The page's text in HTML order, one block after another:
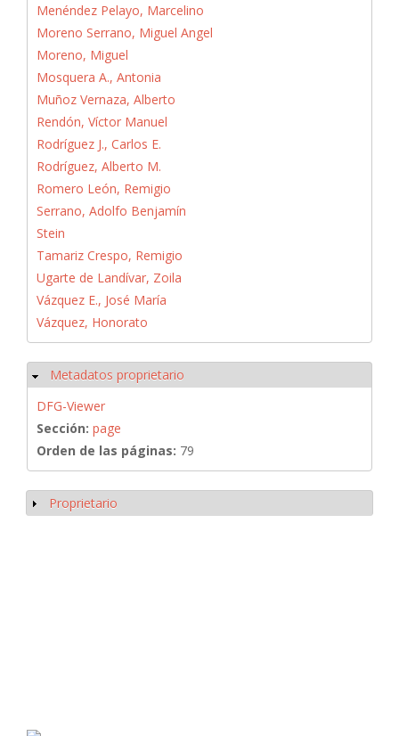
Menéndez Pelayo, Marcelino
Moreno Serrano, Miguel Angel
Moreno, Miguel
Mosquera A., Antonia
Muñoz Vernaza, Alberto
Rendón, Víctor Manuel
Rodríguez J., Carlos E.
Rodríguez, Alberto M.
Romero León, Remigio
Serrano, Adolfo Benjamín
Stein
Tamariz Crespo, Remigio
Ugarte de Landívar, Zoila
Vázquez E., José María
Vázquez, Honorato
Ocultar
Metadatos proprietario
DFG-Viewer
Sección: page
Orden de las páginas: 79
Mostrar
Proprietario